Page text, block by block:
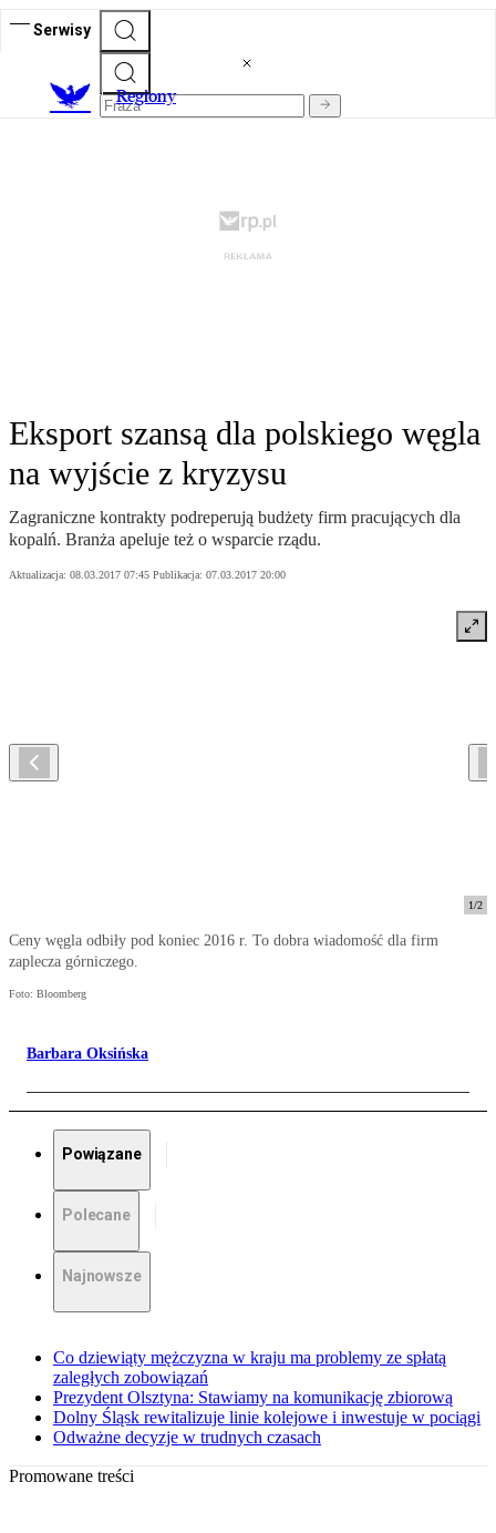
Serwisy
Regiony
Eksport szansą dla polskiego węgla
na wyjście z kryzysu
Zagraniczne kontrakty podreperują budżety firm pracujących dla
kopalń. Branża apeluje też o wsparcie rządu.
Aktualizacja: 08.03.2017 07:45 Publikacja: 07.03.2017 20:00
1/2
Ceny węgla odbiły pod koniec 2016 r. To dobra wiadomość dla firm
zaplecza górniczego.
Foto: Bloomberg
Barbara Oksińska
Powiązane
Polecane
Najnowsze
Co dziewiąty mężczyzna w kraju ma problemy ze spłatą
zaległych zobowiązań
Prezydent Olsztyna: Stawiamy na komunikację zbiorową
Dolny Śląsk rewitalizuje linie kolejowe i inwestuje w pociągi
Odważne decyzje w trudnych czasach
Promowane treści